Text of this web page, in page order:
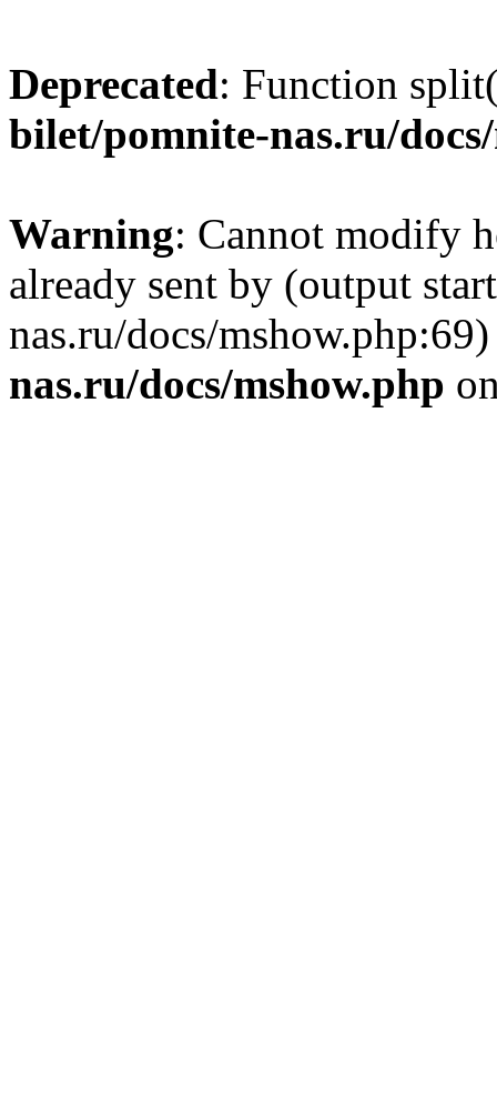
Deprecated: Function
bilet/pomnite-nas.ru/
Warning: Cannot modify
already sent by (output
nas.ru/docs/
nas.ru/docs/mshow.php